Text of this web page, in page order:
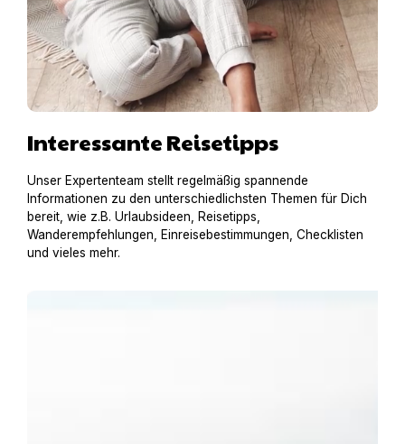
Interessante Reisetipps
Unser Expertenteam stellt regelmäßig spannende
Informationen zu den unterschiedlichsten Themen für Dich
bereit, wie z.B. Urlaubsideen, Reisetipps,
Wanderempfehlungen, Einreisebestimmungen, Checklisten
und vieles mehr.